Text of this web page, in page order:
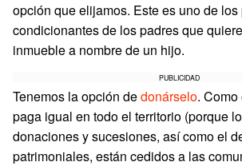
opción que elijamos. Este es uno de
condicionantes de los padres que
inmueble a nombre de un hijo.
PUBLICIDAD
Tenemos la opción dedonárselo.
paga igual en todo el territorio (porque
donaciones y sucesiones, así como el
patrimoniales, están cedidos a las